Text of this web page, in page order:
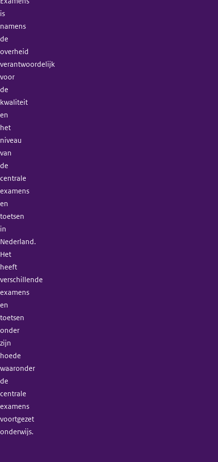
is
namens
de
overheid
verantwoordelijk
voor
de
kwaliteit
en
het
niveau
van
de
centrale
examens
en
toetsen
in
Nederland.
Het
heeft
verschillende
examens
en
toetsen
onder
zijn
hoede
waaronder
de
centrale
examens
voortgezet
onderwijs.